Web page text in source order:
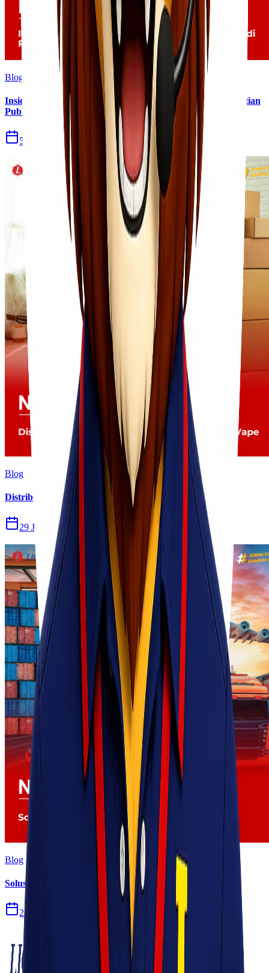
Blog
Insiden Kebakaran KM Mutiara Sentosa II Menjadi Perhatian
Publik
5 Agu 2026
Blog
Distribusi Pengiriman Rokok Elektronik atau Vape
29 Jul 2026
Blog
Solusi Logistik untuk Perusahaan Manufaktur
27 Jul 2026